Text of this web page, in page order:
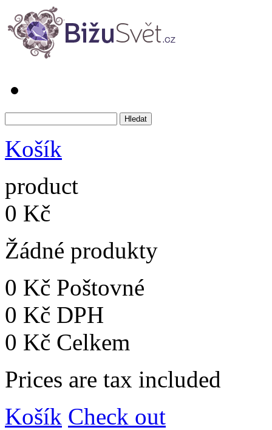
Košík
product
0 Kč
Žádné produkty
0 Kč Poštovné
0 Kč DPH
0 Kč Celkem
Prices are tax included
Košík Check out